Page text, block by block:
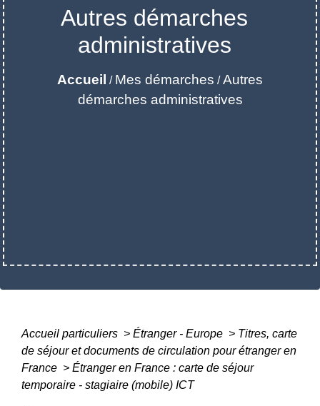
Autres démarches
administratives
Accueil / Mes démarches /Autres
démarches administratives
Accueil particuliers > Étranger - Europe > Titres, carte
de séjour et documents de circulation pour étranger en
France > Étranger en France : carte de séjour
temporaire - stagiaire (mobile) ICT